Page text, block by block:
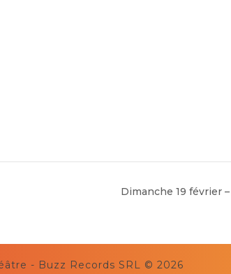
Dimanche 19 février
- Buzz Records SRL © 2026